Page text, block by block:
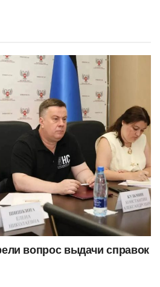
вопрос выдачи справок